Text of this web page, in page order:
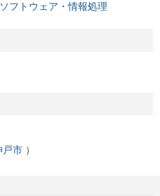
フトウェア・情報処理
戸市